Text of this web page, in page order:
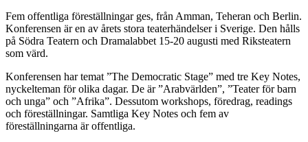
Fem offentliga föreställningar ges, från Amman, Teheran och Berlin.
Konferensen är en av årets stora teaterhändelser i Sverige. Den hålls
på Södra Teatern och Dramalabbet 15-20 augusti med Riksteatern
som värd.
Konferensen har temat ”The Democratic Stage” med tre Key Notes,
nyckelteman för olika dagar. De är ”Arabvärlden”, ”Teater för barn
och unga” och ”Afrika”. Dessutom workshops, föredrag, readings
och föreställningar. Samtliga Key Notes och fem av
föreställningarna är offentliga.